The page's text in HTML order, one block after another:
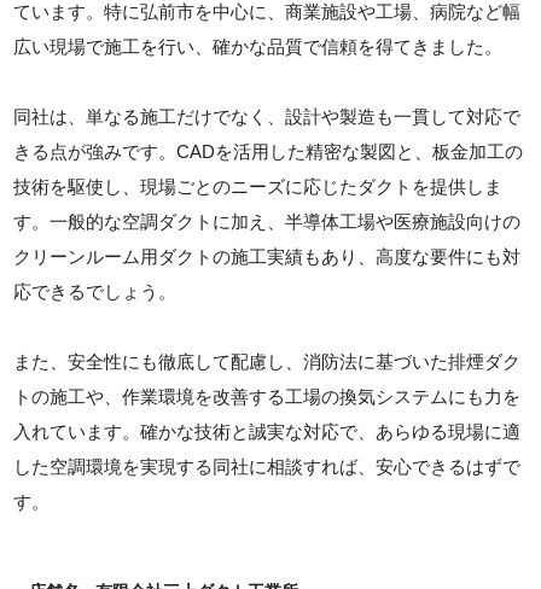
ています。特に弘前市を中心に、商業施設や工場、病院など幅
広い現場で施工を行い、確かな品質で信頼を得てきました。
同社は、単なる施工だけでなく、設計や製造も一貫して対応で
きる点が強みです。CADを活用した精密な製図と、板金加工の
技術を駆使し、現場ごとのニーズに応じたダクトを提供しま
す。一般的な空調ダクトに加え、半導体工場や医療施設向けの
クリーンルーム用ダクトの施工実績もあり、高度な要件にも対
応できるでしょう。
また、安全性にも徹底して配慮し、消防法に基づいた排煙ダク
トの施工や、作業環境を改善する工場の換気システムにも力を
入れています。確かな技術と誠実な対応で、あらゆる現場に適
した空調環境を実現する同社に相談すれば、安心できるはずで
す。